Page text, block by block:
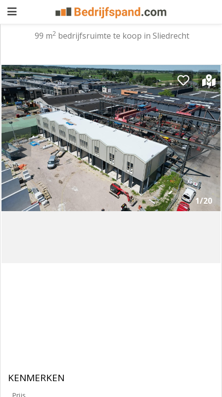
aanbieden
Pand
zoeken
Waarom
adverteren
Premium
adverteren
Blog
Registreren
Login
99 m2 bedrijfsruimte te koop in Sliedrecht
1/20
KENMERKEN